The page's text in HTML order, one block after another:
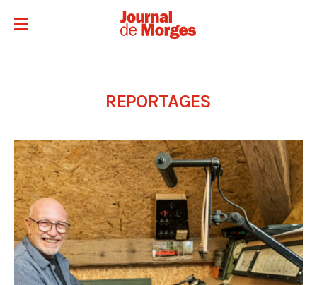
REPORTAGES